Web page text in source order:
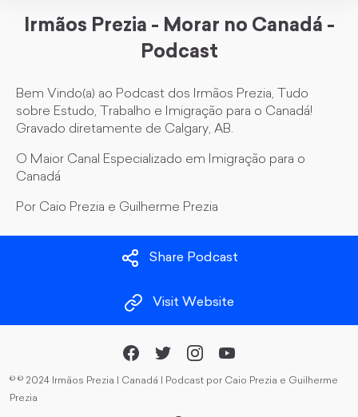
Irmãos Prezia - Morar no Canadá -
Podcast
Bem Vindo(a) ao Podcast dos Irmãos Prezia, Tudo
sobre Estudo, Trabalho e Imigração para o Canadá!
Gravado diretamente de Calgary, AB.
O Maior Canal Especializado em Imigração para o
Canadá
Por Caio Prezia e Guilherme Prezia
Share Podcast
Visit Website
© © 2024 Irmãos Prezia | Canadá | Podcast por Caio Prezia e Guilherme
Prezia